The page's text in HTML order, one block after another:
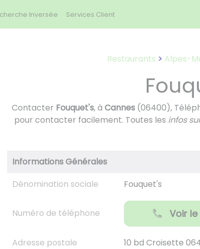
Inversée Services Client
Restaurants Alpes-
Contacter Fouquet's, à Cannes(06400),
pour contacter facilement. Toutes les infos
Informations Générales
Dénomination sociale
Fouquet's
Numéro de téléphone Voir
Adresse postale
10 bd Croisette